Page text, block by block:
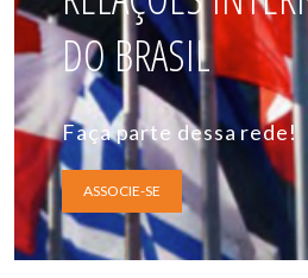
DO BRASIL
Faça parte dessa rede!
ASSOCIE-SE